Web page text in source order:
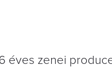
éves zenei